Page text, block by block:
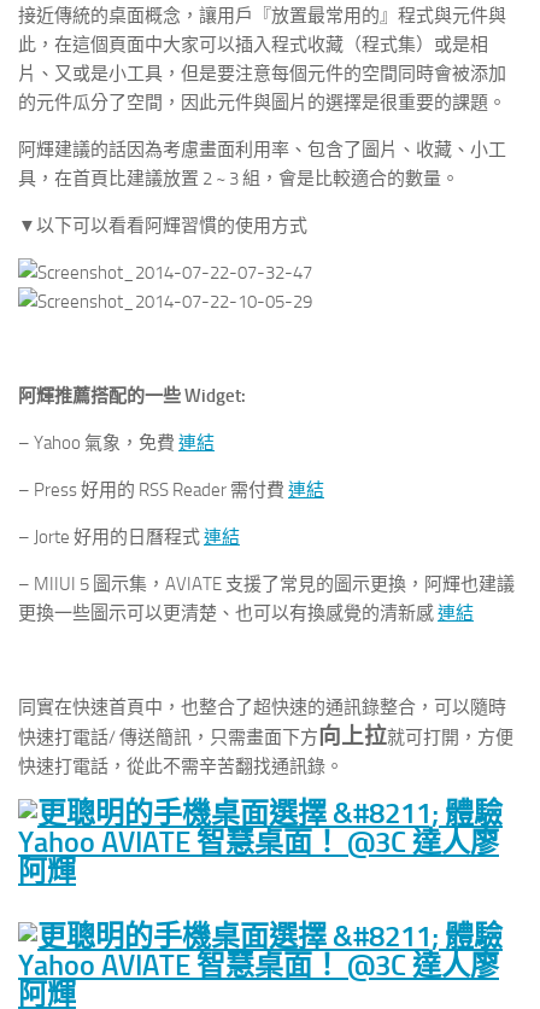
接近傳統的桌面概念，讓用戶『放置最常用的』程式與元件與
此，在這個頁面中大家可以插入程式收藏（程式集）或是相
片、又或是小工具，但是要注意每個元件的空間同時會被添加
的元件瓜分了空間，因此元件與圖片的選擇是很重要的課題。
阿輝建議的話因為考慮畫面利用率、包含了圖片、收藏、小工
具，在首頁比建議放置 2 ~ 3 組，會是比較適合的數量。
▼以下可以看看阿輝習慣的使用方式
阿輝推薦搭配的一些 Widget:
– Yahoo 氣象，免費 連結
– Press 好用的 RSS Reader 需付費 連結
– Jorte 好用的日曆程式連結
– MIIUI 5 圖示集，AVIATE 支援了常見的圖示更換，阿輝也建議
更換一些圖示可以更清楚、也可以有換感覺的清新感連結
同實在快速首頁中，也整合了超快速的通訊錄整合，可以隨時
快速打電話/ 傳送簡訊，只需畫面下方向上拉就可打開，方便
快速打電話，從此不需辛苦翻找通訊錄。